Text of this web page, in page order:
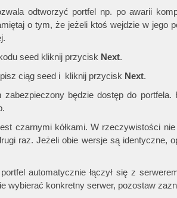
odtworzyć portfel np. po awarii
o tym, że jeżeli ktoś wejdzie w jego
seed kliknij przycisk Next.
ciąg seed i kliknij przycisk Next.
zabezpieczony będzie dostęp do
czarnymi kółkami. W rzeczywistości
raz. Jeżeli obie wersje są identyczne,
automatycznie łączył się z
wybierać konkretny serwer, pozostaw